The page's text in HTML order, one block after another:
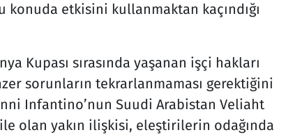
konuda etkisini kullanmaktan kaçındığı
Kupası sırasında yaşanan işçi hakları
sorunların tekrarlanmaması gerektiğini
Infantino’nun Suudi Arabistan Veliaht
olan yakın ilişkisi, eleştirilerin odağında